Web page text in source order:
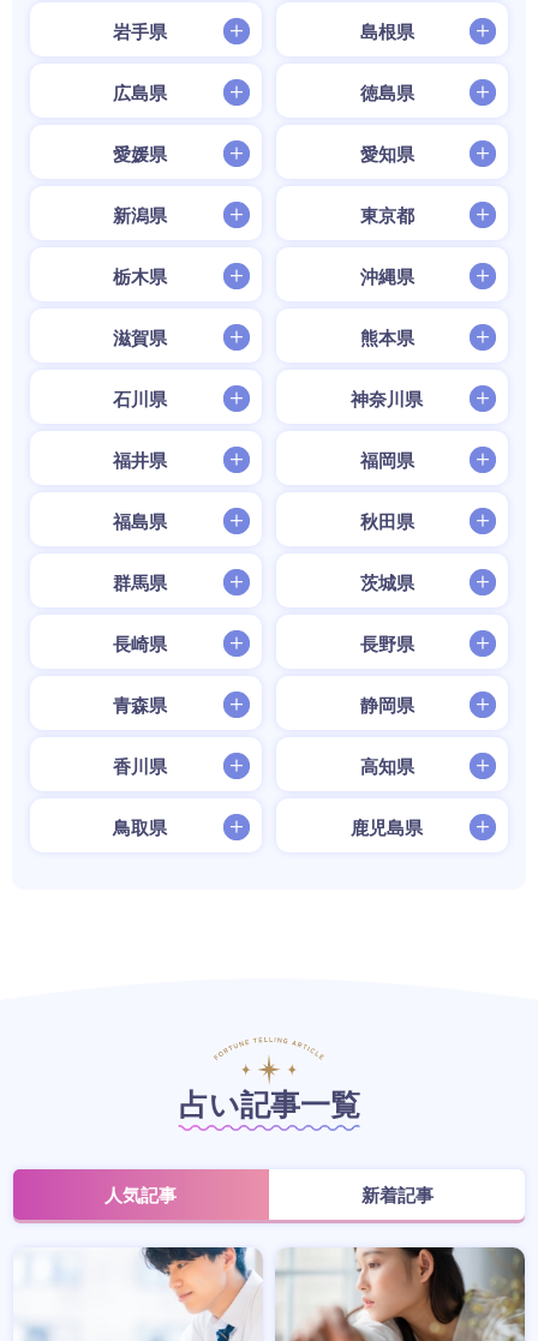
岩手県 島根県
広島県 徳島県
愛媛県 愛知県
新潟県 東京都
栃木県 沖縄県
滋賀県 熊本県
石川県 神奈川県
福井県 福岡県
福島県 秋田県
群馬県 茨城県
長崎県 長野県
青森県 静岡県
香川県 高知県
鳥取県 鹿児島県
占い記事一覧
人気記事 新着記事